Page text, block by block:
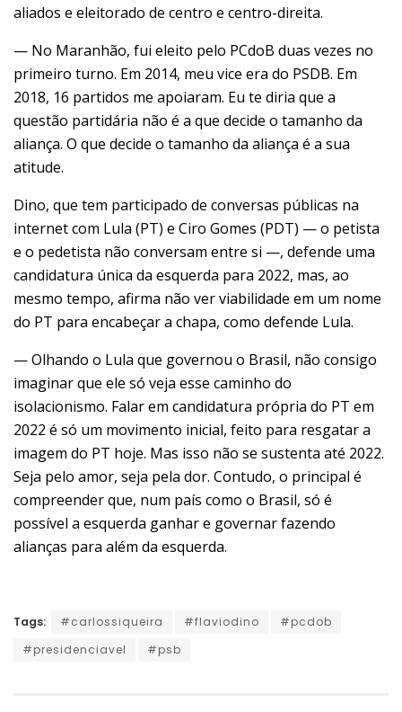
aliados e eleitorado de centro e centro-direita.
— No Maranhão, fui eleito pelo PCdoB duas vezes no
primeiro turno. Em 2014, meu vice era do PSDB. Em
2018, 16 partidos me apoiaram. Eu te diria que a
questão partidária não é a que decide o tamanho da
aliança. O que decide o tamanho da aliança é a sua
atitude.
Dino, que tem participado de conversas públicas na
internet com Lula (PT) e Ciro Gomes (PDT) — o petista
e o pedetista não conversam entre si —, defende uma
candidatura única da esquerda para 2022, mas, ao
mesmo tempo, afirma não ver viabilidade em um nome
do PT para encabeçar a chapa, como defende Lula.
— Olhando o Lula que governou o Brasil, não consigo
imaginar que ele só veja esse caminho do
isolacionismo. Falar em candidatura própria do PT em
2022 é só um movimento inicial, feito para resgatar a
imagem do PT hoje. Mas isso não se sustenta até 2022.
Seja pelo amor, seja pela dor. Contudo, o principal é
compreender que, num país como o Brasil, só é
possível a esquerda ganhar e governar fazendo
alianças para além da esquerda.
Tags: #carlossiqueira #flaviodino
#pcdob
#presidenciavel
#psb